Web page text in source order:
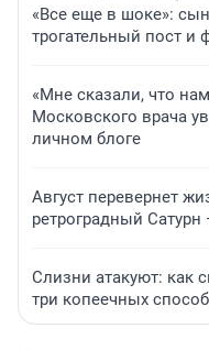
«Все еще в шоке»:
трогательный пост и
«Мне сказали, что
Московского врача
личном блоге
Август перевернет
ретроградный Сатурн
Слизни атакуют: как
три копеечных